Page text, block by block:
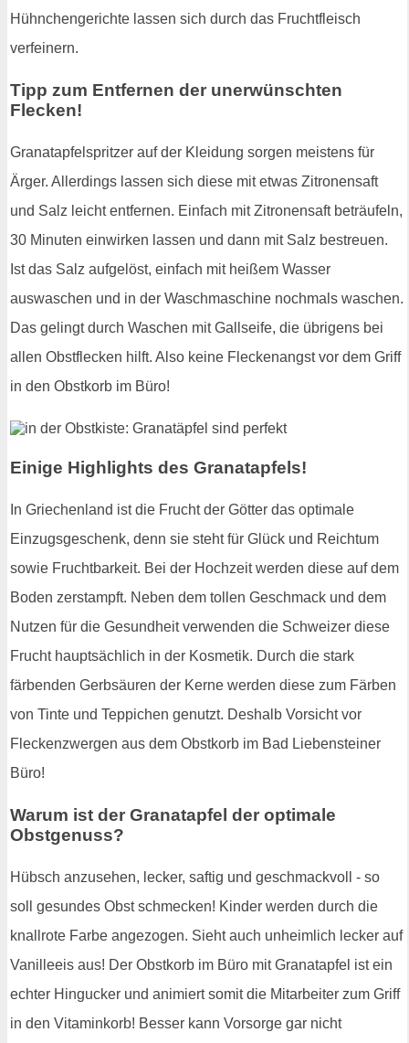
Hühnchengerichte lassen sich durch das Fruchtfleisch
verfeinern.
Tipp zum Entfernen der unerwünschten
Flecken!
Granatapfelspritzer auf der Kleidung sorgen meistens für
Ärger. Allerdings lassen sich diese mit etwas Zitronensaft
und Salz leicht entfernen. Einfach mit Zitronensaft beträufeln,
30 Minuten einwirken lassen und dann mit Salz bestreuen.
Ist das Salz aufgelöst, einfach mit heißem Wasser
auswaschen und in der Waschmaschine nochmals waschen.
Das gelingt durch Waschen mit Gallseife, die übrigens bei
allen Obstflecken hilft. Also keine Fleckenangst vor dem Griff
in den Obstkorb im Büro!
Einige Highlights des Granatapfels!
In Griechenland ist die Frucht der Götter das optimale
Einzugsgeschenk, denn sie steht für Glück und Reichtum
sowie Fruchtbarkeit. Bei der Hochzeit werden diese auf dem
Boden zerstampft. Neben dem tollen Geschmack und dem
Nutzen für die Gesundheit verwenden die Schweizer diese
Frucht hauptsächlich in der Kosmetik. Durch die stark
färbenden Gerbsäuren der Kerne werden diese zum Färben
von Tinte und Teppichen genutzt. Deshalb Vorsicht vor
Fleckenzwergen aus dem Obstkorb im Bad Liebensteiner
Büro!
Warum ist der Granatapfel der optimale
Obstgenuss?
Hübsch anzusehen, lecker, saftig und geschmackvoll - so
soll gesundes Obst schmecken! Kinder werden durch die
knallrote Farbe angezogen. Sieht auch unheimlich lecker auf
Vanilleeis aus! Der Obstkorb im Büro mit Granatapfel ist ein
echter Hingucker und animiert somit die Mitarbeiter zum Griff
in den Vitaminkorb! Besser kann Vorsorge gar nicht